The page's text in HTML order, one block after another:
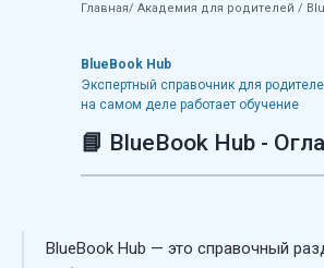
Главная/ Академия для родителей /
BlueBook Hub
Экспертный справочник для
на самом деле работает обучение
📘 BlueBook Hub -
BlueBook Hub — это справочный